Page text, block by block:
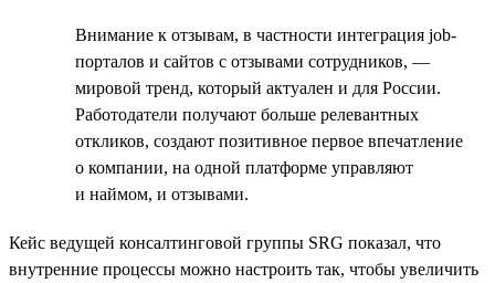
Внимание к отзывам, в частности интеграция job-
порталов и сайтов с отзывами сотрудников, —
мировой тренд, который актуален и для России.
Работодатели получают больше релевантных
откликов, создают позитивное первое впечатление
о компании, на одной платформе управляют
и наймом, и отзывами.
Кейс ведущей консалтинговой группы SRG показал, что
внутренние процессы можно настроить так, чтобы увеличить